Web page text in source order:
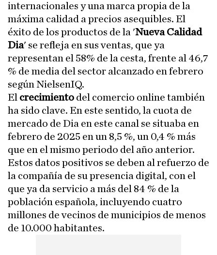
internacionales y una marca propia de la
máxima calidad a precios asequibles. El
éxito de los productos de la 'Nueva Calidad
Dia' se refleja en sus ventas, que ya
representan el 58% de la cesta, frente al 46,7
% de media del sector alcanzado en febrero
según NielsenIQ.
El crecimiento del comercio online también
ha sido clave. En este sentido, la cuota de
mercado de Dia en este canal se situaba en
febrero de 2025 en un 8,5 %, un 0,4 % más
que en el mismo periodo del año anterior.
Estos datos positivos se deben al refuerzo de
la compañía de su presencia digital, con el
que ya da servicio a más del 84 % de la
población española, incluyendo cuatro
millones de vecinos de municipios de menos
de 10.000 habitantes.